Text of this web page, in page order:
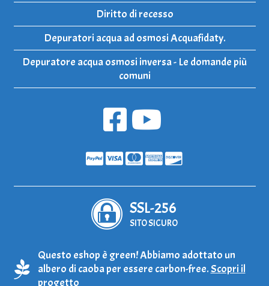
Diritto di recesso
Depuratori acqua ad osmosi Acquafidaty.
Depuratore acqua osmosi inversa - Le domande più
comuni
SSL-256
SITO SICURO
Questo eshop è green! Abbiamo adottato un
albero di caoba per essere carbon-free.Scopri il
progetto